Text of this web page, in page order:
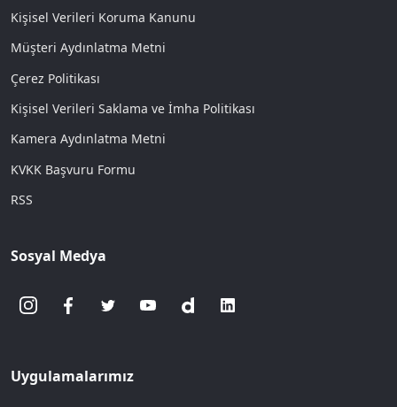
Kişisel Verileri Koruma Kanunu
Müşteri Aydınlatma Metni
Çerez Politikası
Kişisel Verileri Saklama ve İmha Politikası
Kamera Aydınlatma Metni
KVKK Başvuru Formu
RSS
Sosyal Medya
Uygulamalarımız